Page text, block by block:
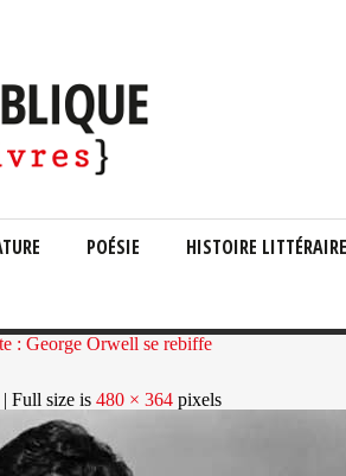
POÉSIE HISTOIRE LITTÉRAIRE
: George Orwell se rebiffe
| Full size is 480 × 364 pixels